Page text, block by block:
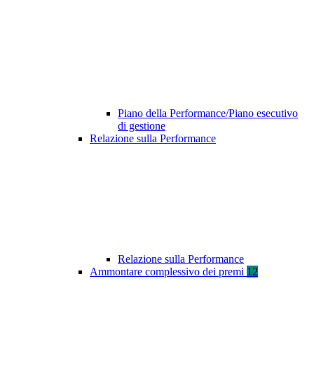
Piano della Performance/Piano esecutivo
di gestione
Relazione sulla Performance
Relazione sulla Performance
Ammontare complessivo dei premi 12